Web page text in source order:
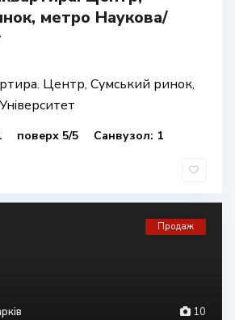
метро Наукова/
Центр, Сумський ринок,
поверх 5/5 Санвузол: 1
10
Продаж